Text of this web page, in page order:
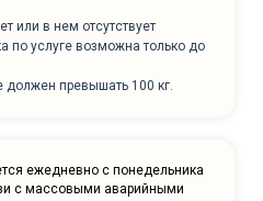
или в нем отсутствует
по услуге возможна только до
должен превышать 100 кг.
ежедневно с понедельника
с массовыми аварийными